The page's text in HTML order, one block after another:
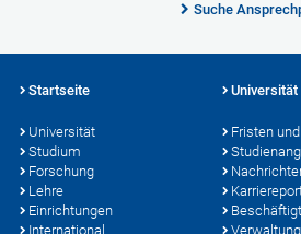
Suche
Startseite
Universität
Studium
Forschung
Lehre
Einrichtungen
International
Universität
Fristen